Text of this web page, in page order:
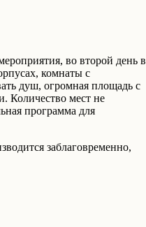
во второй день в
комнаты с
душ, огромная площадь с
Количество мест не
программа для
заблаговременно,